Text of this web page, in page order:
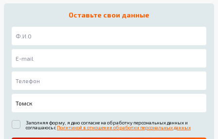
Оставьте свои данные
Заполняя форму, я даю согласие на обработку персональных данных и
соглашаюсь с Политикой в отношении обработки персональных данных